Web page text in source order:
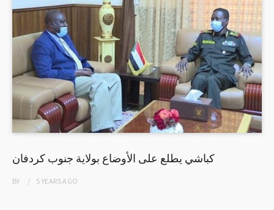
كباشي يطلع على الأوضاع بولاية جنوب كردفان
BY 5 YEARSAGO